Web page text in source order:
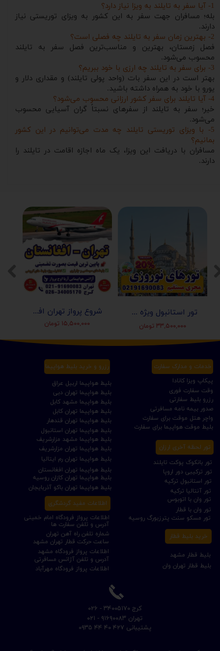
1- آیا سفر به تایلند به ویزا نیاز دارد؟
بله؛ مسافران جهت سفر به این کشور به ویزای توریستی نیاز
دارند.
2- بهترین زمان سفر به تایلند چه فصلی است؟
فصل زمستان، بهترین و مناسب‌ترین فصل سفر به تایلند
محسوب می‌شود.
3- برای سفر به تایلند چه ارزی با خود ببریم؟
بهتر است در این سفر بات (واحد پولی تایلند) و مقداری دلار و
یورو با خود به همراه داشته باشید.
4- آیا تایلند برای سفر کشور ارزانی محسوب می‌شود؟
خیر؛ سفر به تایلند از سفرهای نسبتاً گران آسیایی محسوب
می‌شود.
5- با ویزای توریستی تایلند چه مدت می‌توانیم در این کشور
بمانیم؟
مسافران با دریافت این ویزا، یک ماه اجازه اقامت در تایلند را
دارند.
شروع پرواز تهران افغانستان (کابل-مزارشریف-هرات-قندهار)
۱۵,۵۰۰,۰۰۰ تومان
تور استانبول ویژه عید نوروز 1405 | مجری مستقیم ✈️
۳۳,۵۰۰,۰۰۰ تومان
​تهران ۹۱۶۹۰۰۸۳ - ۰۲۱
​کرج ۳۴۰۰۵۱۷۰ - ۰۲۶
​پشتیبانی ۴۲۷ ۴۰ ۴۴ ۰۹۳۵
تور ترکیبی دور اروپا
رزرو بلیط سفارتی
پیکاپ ویزا کانادا
بلیط هواپیما تهران کابل
بلیط هواپیما تهران مزارشریف
بلیط هواپیما مشهد کابل
بلیط هواپیما تهران قندهار
بلیط هواپیما تهران افغانستان
بلیط هواپیما مشهد مزارشریف
بلیط قطار تهران وان
بلیط قطار مشهد
بلیط موقت هواپیما برای سفارت
واچر هتل موقت برای سفارت
بلیط هواپیما تهران رم ایتالیا
اطلاعات پرواز فرودگاه امام خمینی
بلیط هواپیما تهران دبی
بلیط هواپیما تهران باکو آذربایجان
بلیط هواپیما تهران استانبول
بلیط هواپیما تهران کازان روسیه
بلیط هواپیما اربیل عراق
صدور بیمه نامه مسافرتی
تور آنتالیا ترکیه
تور استانبول ترکیه
تور مسکو سنت پترزبورگ روسیه
تور وان با قطار
تور بانکوک پوکت تایلند
تور وان با اتوبوس
ساعت حرکت قطار تهران مشهد
خرید بلیط قطار
خدمات و مدارک سفارت رزرو و خرید بلیط هواپیما
تور لحظه آخری ارزان
شماره تلفن راه آهن تهران
وقت سفارت فوری
اطلاعات پرواز فرودگاه مهرآباد
اطلاعات پرواز فرودگاه مشهد
آدرس و تلفن سفارت ها
آدرس و تلفن آژانس مسافرتی
اطلاعات مفید گردشگری